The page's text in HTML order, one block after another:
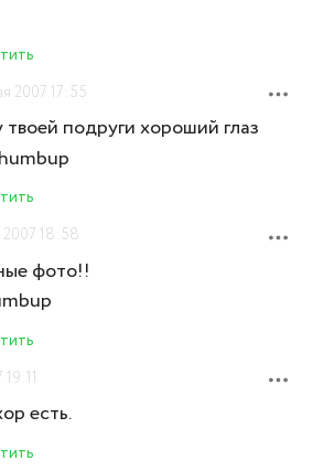
2007 17:55
подруги хороший глаз
2007 18:58
фото!!
есть.